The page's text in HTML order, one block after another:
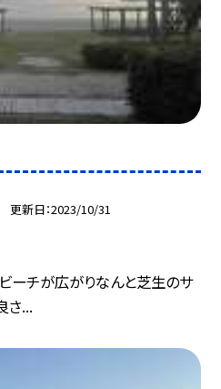
更新日 2023/10/31
ーチが広がりなんと芝生のサ
さ...